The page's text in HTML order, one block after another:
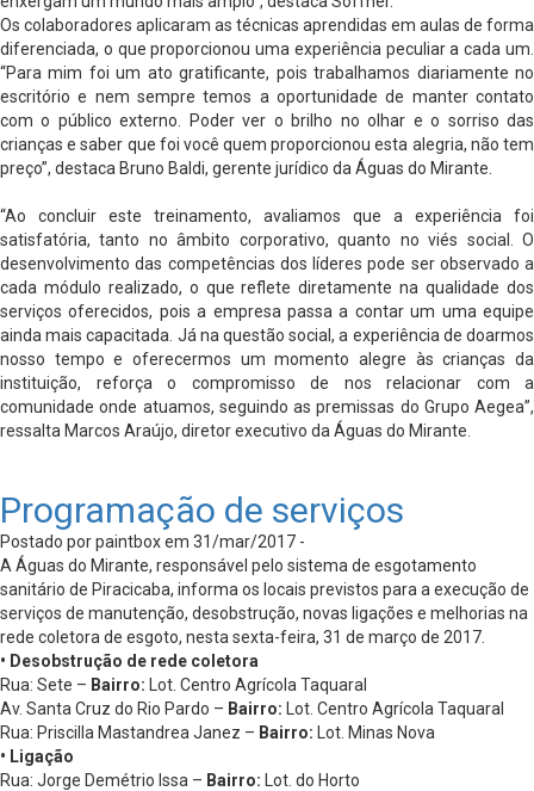
Os colaboradores aplicaram as técnicas aprendidas em aulas de forma
diferenciada, o que proporcionou uma experiência peculiar a cada um.
“Para mim foi um ato gratificante, pois trabalhamos diariamente no
escritório e nem sempre temos a oportunidade de manter contato
com o público externo. Poder ver o brilho no olhar e o sorriso das
crianças e saber que foi você quem proporcionou esta alegria, não tem
preço”, destaca Bruno Baldi, gerente jurídico da Águas do Mirante.
“Ao concluir este treinamento, avaliamos que a experiência foi
satisfatória, tanto no âmbito corporativo, quanto no viés social. O
desenvolvimento das competências dos líderes pode ser observado a
cada módulo realizado, o que reflete diretamente na qualidade dos
serviços oferecidos, pois a empresa passa a contar um uma equipe
ainda mais capacitada. Já na questão social, a experiência de doarmos
nosso tempo e oferecermos um momento alegre às crianças da
instituição, reforça o compromisso de nos relacionar com a
comunidade onde atuamos, seguindo as premissas do Grupo Aegea”,
ressalta Marcos Araújo, diretor executivo da Águas do Mirante.
Programação de serviços
Postado por paintbox em 31/mar/2017 -
A Águas do Mirante, responsável pelo sistema de esgotamento
sanitário de Piracicaba, informa os locais previstos para a execução de
serviços de manutenção, desobstrução, novas ligações e melhorias na
rede coletora de esgoto, nesta sexta-feira, 31 de março de 2017.
• Desobstrução de rede coletora
Rua: Sete – Bairro: Lot. Centro Agrícola Taquaral
Av. Santa Cruz do Rio Pardo – Bairro: Lot. Centro Agrícola Taquaral
Rua: Priscilla Mastandrea Janez – Bairro: Lot. Minas Nova
• Ligação
Rua: Jorge Demétrio Issa – Bairro: Lot. do Horto